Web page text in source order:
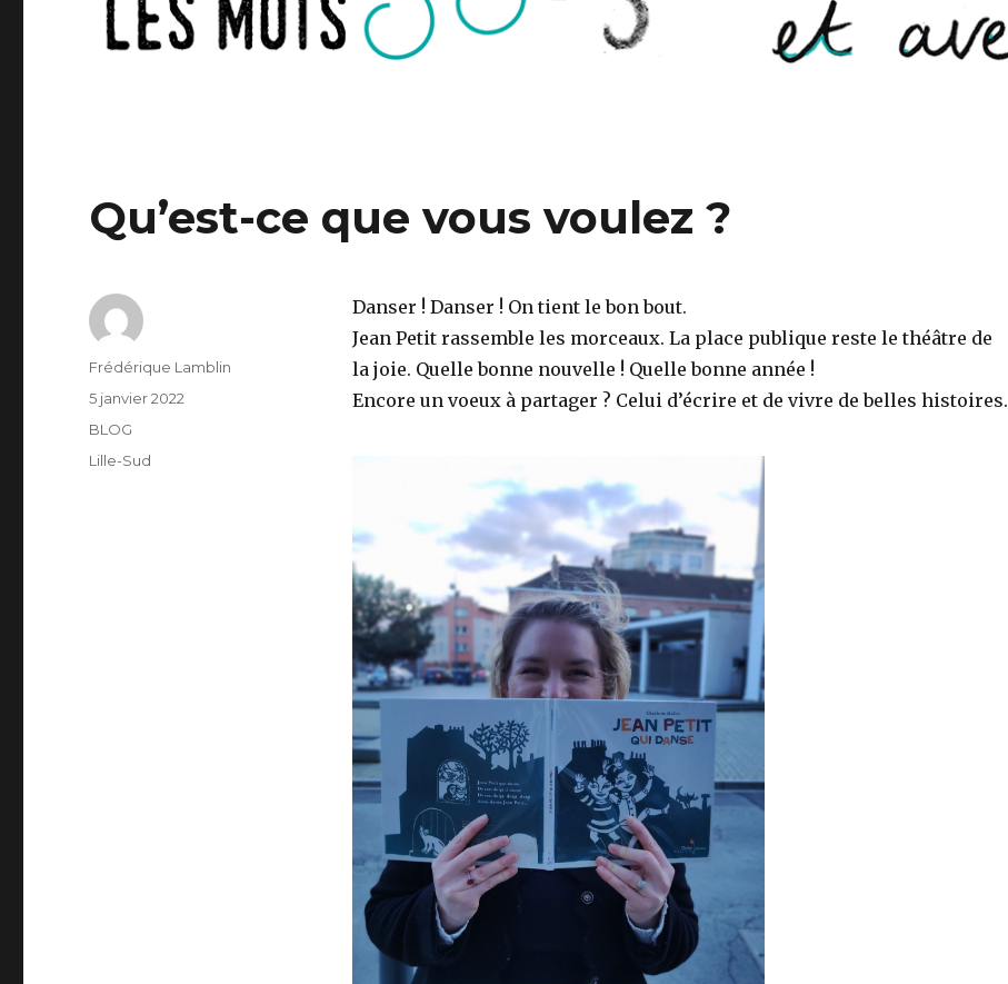
Qu’est-ce que vous voulez ?
Danser ! Danser ! On tient le bon bout.
Jean Petit rassemble les morceaux. La place publique reste le théâtre de
la joie. Quelle bonne nouvelle ! Quelle bonne année !
Encore un voeux à partager ? Celui d’écrire et de vivre de belles histoires.
Auteur
Frédérique Lamblin
Publié
5 janvier 2022
Catégories
BLOG
Étiquettes
Lille-Sud